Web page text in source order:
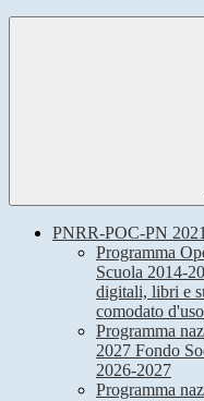
PNRR-POC-PN
Programma
Scuola 2014-
digitali, libri e
comodato
Programma
2027 Fondo
2026-2027
Programma